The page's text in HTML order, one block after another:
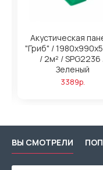
Акустическая
"Гриб" /
/ 2м² / SPG2236
Зеленый
3389р.
ВЫ СМОТРЕЛИ